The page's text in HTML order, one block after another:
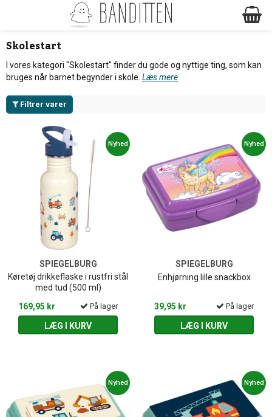
Skolestart
I vores kategori "Skolestart" finder du gode og nyttige ting, som kan
bruges når barnet begynder i skole. Læs mere
Filtrer varer
Nyhed
SPIEGELBURG
Køretøj drikkeflaske i rustfri stål
med tud (500 ml)
169,95 kr
På lager
LÆG I KURV
Nyhed
SPIEGELBURG
Enhjørning lille snackbox
39,95 kr På lager
LÆG I KURV
Nyhed Nyhed